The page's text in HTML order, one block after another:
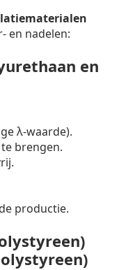
en nadelen:
en
λ-waarde).
brengen.
productie.